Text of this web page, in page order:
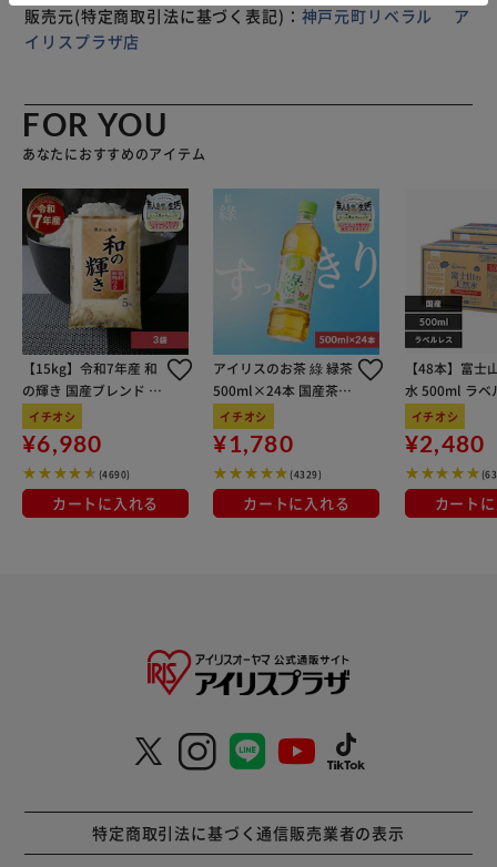
?バッグ製造メーカーが作った商品です。品質、素材にもこ
だわりがございます。ぜひお試しくださいませ。
ください。
?キャスターやキャリーバーなど消耗品の交換も可能。長く
使っていただけるよう設計しております。
?熟練したスタッフが徹底した品質管理の元、1つ1つ弊社の
神戸工場で組み立てを行い完成品でお届けいたします。
販売元(特定商取引法に基づく表記)： 神戸元町リベラル ア
イリスプラザ店
FOR YOU
あなたにおすすめのアイテム
【15kg】令和7年産 和
の輝き 国産ブレンド 5
kg×3袋
イチオシ
¥6,980
(4690)
カートに入れる
アイリスのお茶 綠 緑茶
500ml×24本 国産茶葉
100％使用
イチオシ
¥1,780
(4329)
カートに入れる
【48本】富士
水 500ml ラベ
イチオシ
¥2,480
カート
特定商取引法に基づく通信販売業者の表示